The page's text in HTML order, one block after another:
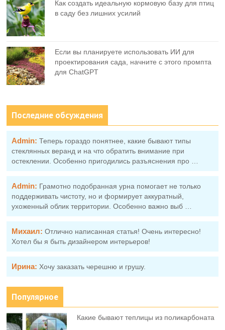
Как создать идеальную кормовую базу для птиц
в саду без лишних усилий
Если вы планируете использовать ИИ для
проектирования сада, начните с этого промпта
для ChatGPT
Последние обсуждения
Admin: Теперь гораздо понятнее, какие бывают типы
стеклянных веранд и на что обратить внимание при
остеклении. Особенно пригодились разъяснения про …
Admin: Грамотно подобранная урна помогает не только
поддерживать чистоту, но и формирует аккуратный,
ухоженный облик территории. Особенно важно выб …
Михаил: Отлично написанная статья! Очень интересно!
Хотел бы я быть дизайнером интерьеров!
Ирина: Хочу заказать черешню и грушу.
Популярное
Какие бывают теплицы из поликарбоната